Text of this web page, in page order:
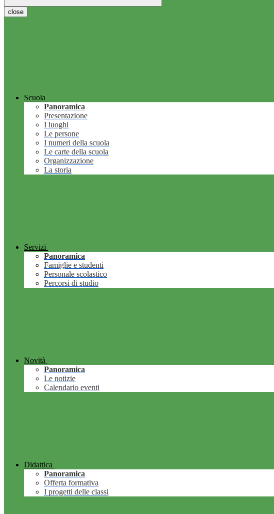
close
Scuola
Panoramica
Presentazione
I luoghi
Le persone
I numeri della scuola
Le carte della scuola
Organizzazione
La storia
Servizi
Panoramica
Famiglie e studenti
Personale scolastico
Percorsi di studio
Novità
Panoramica
Le notizie
Calendario eventi
Didattica
Panoramica
Offerta formativa
I progetti delle classi